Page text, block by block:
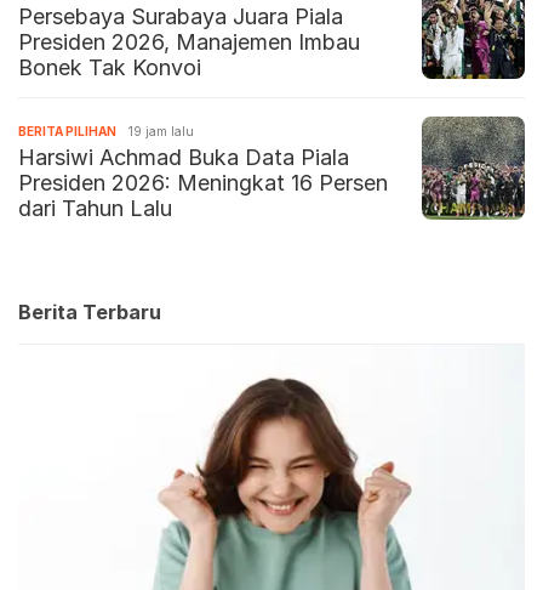
Persebaya Surabaya Juara Piala
Presiden 2026, Manajemen Imbau
Bonek Tak Konvoi
BERITA PILIHAN 19 jam lalu
Harsiwi Achmad Buka Data Piala
Presiden 2026: Meningkat 16 Persen
dari Tahun Lalu
Berita Terbaru